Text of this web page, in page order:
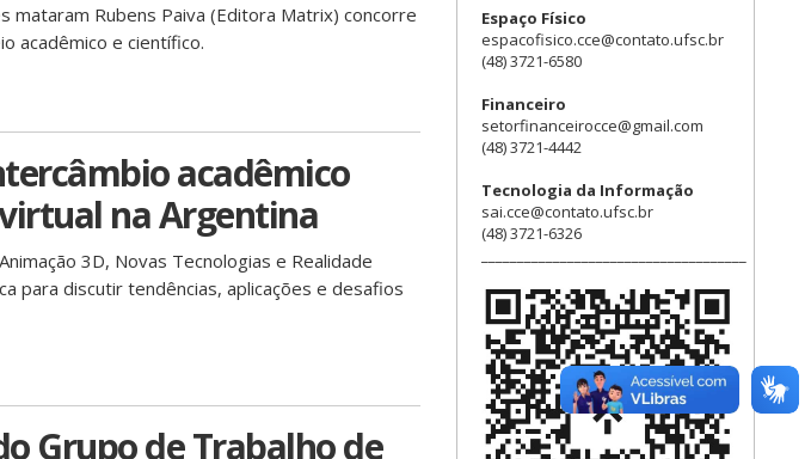
mataram Rubens Paiva (Editora Matrix) concorre
acadêmico e científico.
acadêmico
na Argentina
3D, Novas Tecnologias e Realidade
para discutir tendências, aplicações e desafios
Grupo de Trabalho de
Espaço Físico
espacofisico.cce@contato.ufsc.br
(48) 3721-6580
Financeiro
setorfinanceirocce@gmail.com
(48) 3721-4442
Tecnologia da Informação
sai.cce@contato.ufsc.br
(48) 3721-6326